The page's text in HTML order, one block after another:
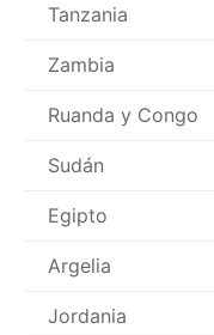
Tanzania
Zambia
Ruanda y Congo
Sudán
Egipto
Argelia
Jordania